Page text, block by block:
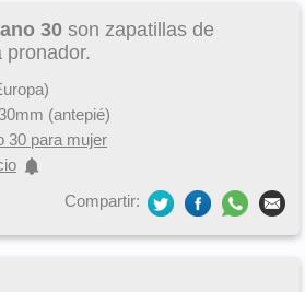
30 son zapatillas de
pronador.
(antepié)
30 para mujer
Compartir: